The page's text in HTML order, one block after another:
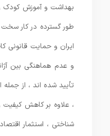
بهداشت و آموزش کودک
طور گسترده در کار سخت
ایران و حمایت قانونی
تأیید شده اند ، از
شناختی ، استثمار